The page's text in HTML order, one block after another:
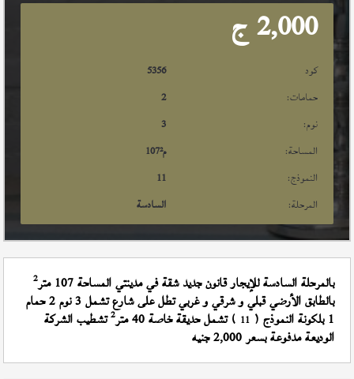
2,000 ج
كود
5356
حمامات:
2
نوم:
3
المساحة:
107م²
النموذج:
11
المرحلة:
السادسة
بالمرحلة السادسة للإيجار قانون جديد شقة في مدينتي المساحة 107 متر 2
بالطابق الأرضي قبلي و شرقي و غربي تطل على شارع تشمل 3 نوم 2 حمام
1 بلكونة النموذج ( 11 ) تشمل حديقة خاصة 40 متر 2تشطيب الشركة
الوديعة مدفوعة بسعر 2,000 جنيه